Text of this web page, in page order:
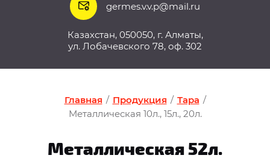
germes.v.v.p@mail.ru
Казахстан, 050050, г. Алматы,
ул. Лобачевского 78, оф. 302
Главная / Продукция / Тара /
Металлическая 10л., 15л., 20л.
Металлическая 52л.